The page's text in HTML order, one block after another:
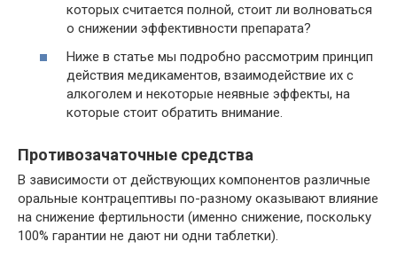
которых считается полной, стоит ли волноваться
о снижении эффективности препарата?
Ниже в статье мы подробно рассмотрим принцип
действия медикаментов, взаимодействие их с
алкоголем и некоторые неявные эффекты, на
которые стоит обратить внимание.
Противозачаточные средства
В зависимости от действующих компонентов различные
оральные контрацептивы по-разному оказывают влияние
на снижение фертильности (именно снижение, поскольку
100% гарантии не дают ни одни таблетки).